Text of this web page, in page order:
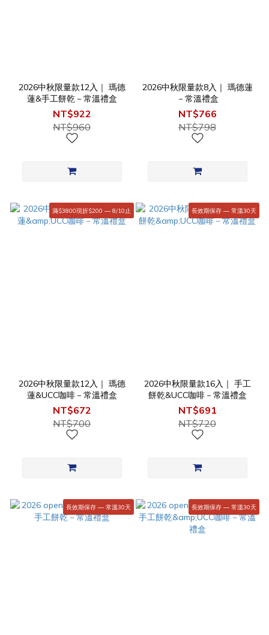
2026中秋限量款12入｜ 瑪德
蓮&手工餅乾－常溫禮盒
NT$922
NT$960
2026中秋限量款8入｜ 瑪德蓮
－常溫禮盒
NT$766
NT$798
滿$3800現折$200 — 8/10止
2026中秋限量款12入｜ 瑪德
蓮&UCC咖啡－常溫禮盒
NT$672
NT$700
長效期保存 — 常溫30天
2026中秋限量款16入｜ 手工
餅乾&UCC咖啡－常溫禮盒
NT$691
NT$720
長效期保存 — 常溫30天 長效期保存 — 常溫30天